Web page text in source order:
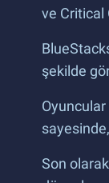
ve Critical
şekilde
Son